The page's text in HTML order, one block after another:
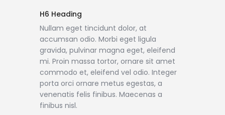
H6 Heading
Nullam eget tincidunt dolor, at
accumsan odio. Morbi eget ligula
gravida, pulvinar magna eget, eleifend
mi. Proin massa tortor, ornare sit amet
commodo et, eleifend vel odio. Integer
porta orci ornare metus egestas, a
venenatis felis finibus. Maecenas a
finibus nisl.